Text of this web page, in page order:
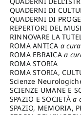
conservazione del
archivistico e librario
QUADERNI DI
cura di: Crispolti Livia
QUADERNI DI
cura di: Giura Longo
REPERTORI DEL
CENTRALE DEL
cura di: Pizzo Marco
RINNOVARE LA
Cicalò Enrico
ROMA ANTICA a
Carlo
ROMA EBRAICAa
Procaccia Claudio
ROMA STORIA
ROMA STORIA,
IMMAGINEa cura
Marcello
Scienze
Comportamento
SCIENZE UMANE E
di: Iannizzi Salvatore
SPAZIO E SOCIETÀa
Cassetti Roberto
SPAZIO, MEMORIA,